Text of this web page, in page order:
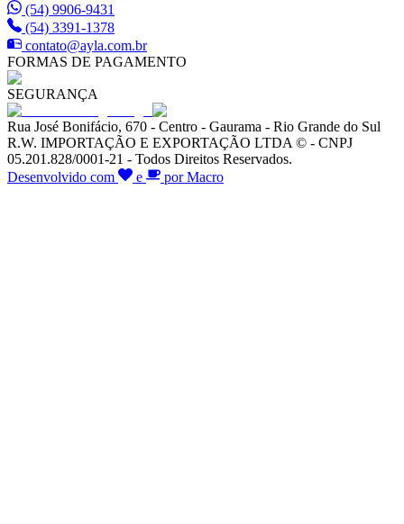
(54) 9906-9431
(54) 3391-1378
contato@ayla.com.br
FORMAS DE PAGAMENTO
SEGURANÇA
Rua José Bonifácio, 670 - Centro - Gaurama - Rio Grande do Sul
R.W. IMPORTAÇÃO E EXPORTAÇÃO LTDA © - CNPJ
05.201.828/0001-21 - Todos Direitos Reservados.
Desenvolvido com
e por Macro